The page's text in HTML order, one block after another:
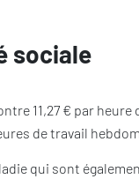
sociale
11,27 € par heure
de travail
qui sont